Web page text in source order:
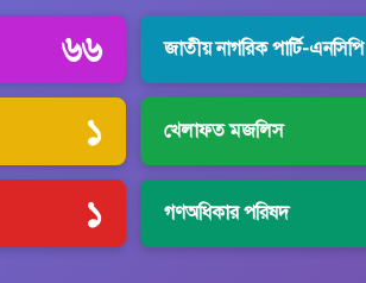
৬৬ জাতীয় নাগরিক পার্টি-এনসিপি
১ খেলাফত মজলিস
১ গণঅধিকার পরিষদ